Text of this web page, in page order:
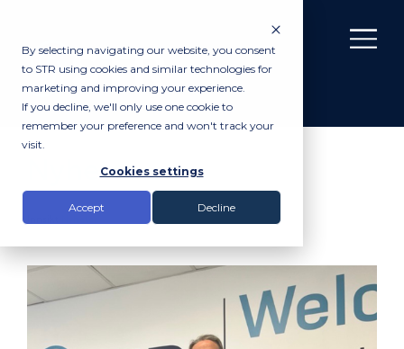
By selecting navigating our website, you consent
to STR using cookies and similar technologies for
marketing and improving your experience.
If you decline, we'll only use one cookie to
remember your preference and won't track your
visit.
Cookies settings
Accept Decline
Nyheter